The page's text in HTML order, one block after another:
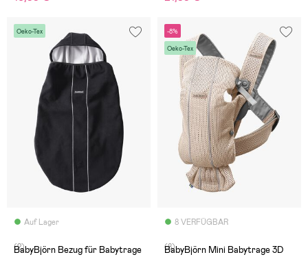
Oeko-Tex
Auf Lager
(2)
BabyBjörn Bezug für Babytrage
-8%
Oeko-Tex
8 VERFÜGBAR
(8)
BabyBjörn Mini Babytrage 3D